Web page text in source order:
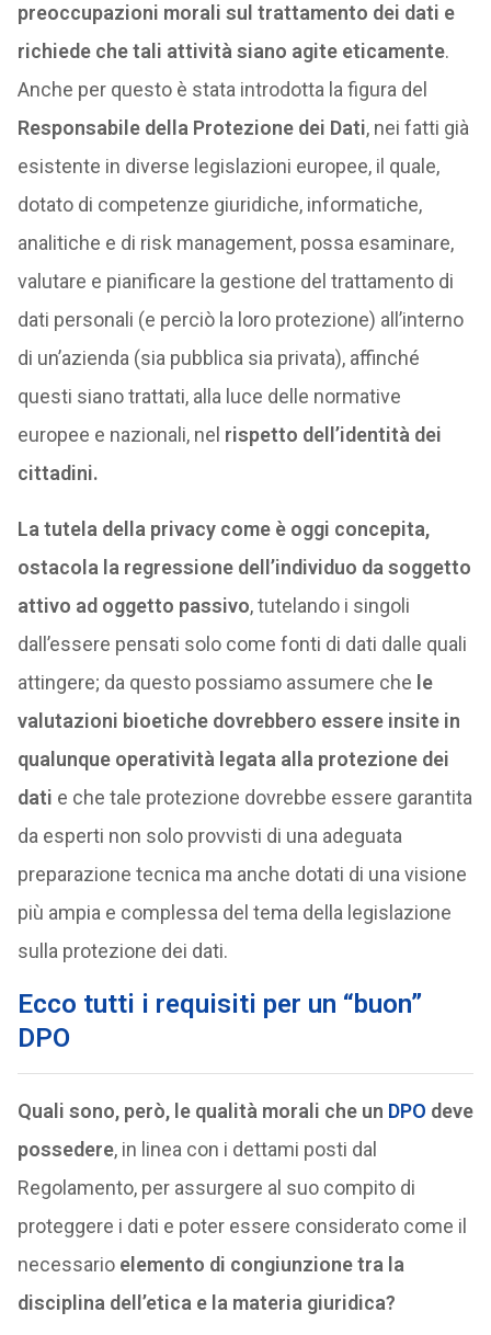
preoccupazioni morali sul trattamento dei dati e
richiede che tali attività siano agite eticamente.
Anche per questo è stata introdotta la figura del
Responsabile della Protezione dei Dati, nei fatti già
esistente in diverse legislazioni europee, il quale,
dotato di competenze giuridiche, informatiche,
analitiche e di risk management, possa esaminare,
valutare e pianificare la gestione del trattamento di
dati personali (e perciò la loro protezione) all’interno
di un’azienda (sia pubblica sia privata), affinché
questi siano trattati, alla luce delle normative
europee e nazionali, nel rispetto dell’identità dei
cittadini.
La tutela della privacy come è oggi concepita,
ostacola la regressione dell’individuo da soggetto
attivo ad oggetto passivo, tutelando i singoli
dall’essere pensati solo come fonti di dati dalle quali
attingere; da questo possiamo assumere che le
valutazioni bioetiche dovrebbero essere insite in
qualunque operatività legata alla protezione dei
dati e che tale protezione dovrebbe essere garantita
da esperti non solo provvisti di una adeguata
preparazione tecnica ma anche dotati di una visione
più ampia e complessa del tema della legislazione
sulla protezione dei dati.
Ecco tutti i requisiti per un “buon”
DPO
Quali sono, però, le qualità morali che un DPO deve
possedere, in linea con i dettami posti dal
Regolamento, per assurgere al suo compito di
proteggere i dati e poter essere considerato come il
necessario elemento di congiunzione tra la
disciplina dell’etica e la materia giuridica?